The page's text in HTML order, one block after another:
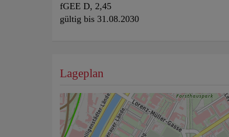
fGEE D, 2,45
gültig bis 31.08.2030
Lageplan